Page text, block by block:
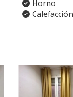
Horno
Calefacción